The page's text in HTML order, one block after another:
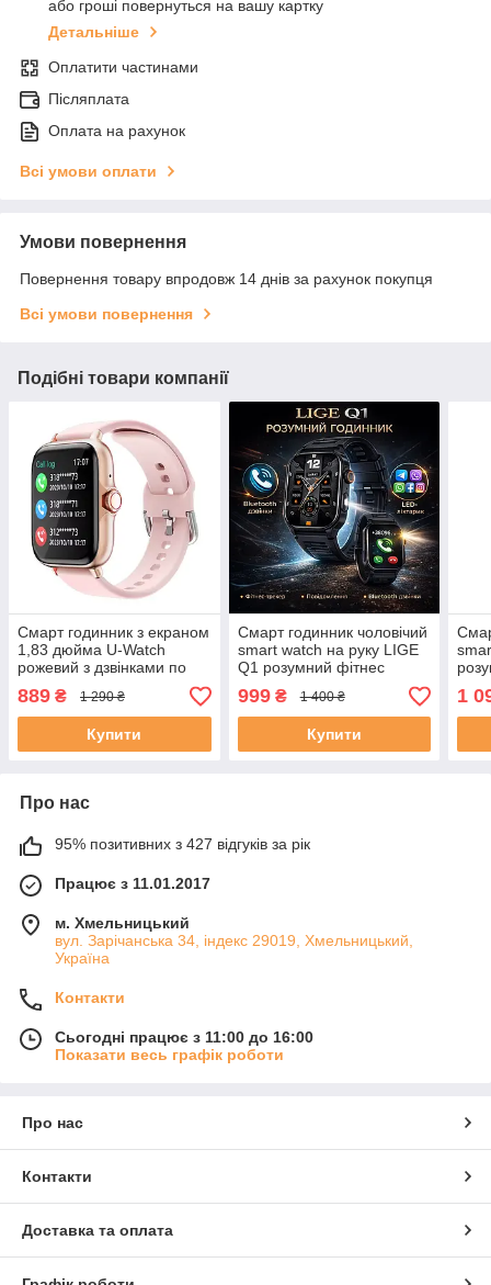
або гроші повернуться на вашу картку
Детальніше
Оплатити частинами
Післяплата
Оплата на рахунок
Всі умови оплати
Умови повернення
Повернення товару впродовж 14 днів за рахунок покупця
Всі умови повернення
Подібні товари компанії
Смарт годинник з екраном
1,83 дюйма U-Watch
рожевий з дзвінками по
889 ₴ 1 290 ₴
Купити
Смарт годинник чоловічий
smart watch на руку LIGE
Q1 розумний фітнес
браслет сенсорний смарт
вотч з Bluetooth дзвінками
999₴ 1 400 ₴
Купити
для
1
Про нас
95% позитивних з 427 відгуків за рік
Працює з 11.01.2017
м. Хмельницький
вул. Зарічанська 34, індекс 29019, Хмельницький,
Україна
Контакти
Сьогодні працює з 11:00 до 16:00
Показати весь графік роботи
Про нас
Контакти
Доставка та оплата